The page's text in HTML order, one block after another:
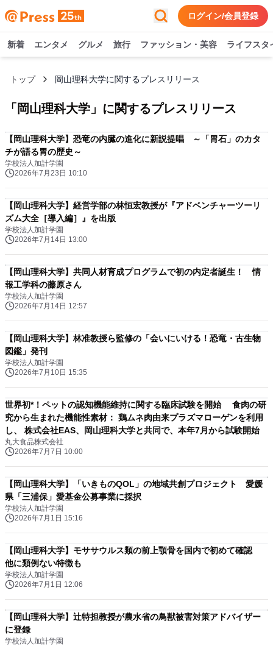
ログイン/会員登録
新着 エンタメ グルメ 旅行 ファッション・美容 ライフスタ
トップ 岡山理科大学に関するプレスリリース
「 岡山理科大学 」に関するプレスリリース
【岡山理科大学】恐竜の内臓の進化に新説提唱 ～「胃石」のカタ
チが語る胃の歴史～
学校法人加計学園
2026年7月23日 10:10
【岡山理科大学】経営学部の林恒宏教授が『アドベンチャーツーリ
ズム大全［導入編］』を出版
学校法人加計学園
2026年7月14日 13:00
【岡山理科大学】共同人材育成プログラムで初の内定者誕生！ 情
報工学科の藤原さん
学校法人加計学園
2026年7月14日 12:57
【岡山理科大学】林准教授ら監修の「会いにいける！恐竜・古生物
図鑑」発刊
学校法人加計学園
2026年7月10日 15:35
世界初*！ペットの認知機能維持に関する臨床試験を開始 食肉の研
究から生まれた機能性素材： 鶏ムネ肉由来プラズマローゲンを利用
し、 株式会社EAS、岡山理科大学と共同で、本年7月から試験開始
丸大食品株式会社
2026年7月7日 10:00
【岡山理科大学】「いきものQOL」の地域共創プロジェクト 愛媛
県「三浦保」愛基金公募事業に採択
学校法人加計学園
2026年7月1日 15:16
【岡山理科大学】モササウルス類の前上顎骨を国内で初めて確認
他に類例ない特徴も
学校法人加計学園
2026年7月1日 12:06
【岡山理科大学】辻特担教授が農水省の鳥獣被害対策アドバイザー
に登録
学校法人加計学園